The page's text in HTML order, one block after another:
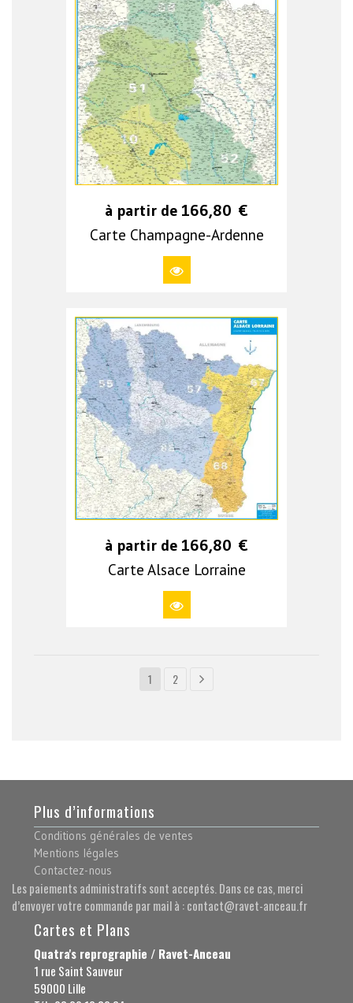
à partir de 166,80 €
Carte Champagne-Ardenne
à partir de 166,80 €
Carte Alsace Lorraine
1 2
Plus d’informations
Conditions générales de ventes
Mentions légales
Contactez-nous
Les paiements administratifs sont acceptés. Dans ce cas, merci
d’envoyer votre commande par mail à : contact@ravet-anceau.fr
Cartes et Plans
Quatra's reprographie / Ravet-Anceau
1 rue Saint Sauveur
59000 Lille